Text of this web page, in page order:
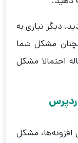
دیگر نیازی به
مشکل شما
احتمالا مشکل
افزونه‌ها، مشکل